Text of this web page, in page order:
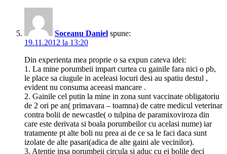
Soceanu Daniel spune:
19.11.2012 la 13:20
Din experienta mea proprie o sa expun cateva idei:
1. La mine porumbeii impart curtea cu gainile fara nici o pb,
le place sa ciugule in aceleasi locuri desi au spatiu destul ,
evident nu consuma aceeasi mancare .
2. Gainile cel putin la mine in zona sunt vaccinate obligatoriu
de 2 ori pe an( primavara – toamna) de catre medicul veterinar
contra bolii de newcastle( o tulpina de paramixoviroza din
care este derivata si boala porumbeilor cu acelasi nume) iar
tratamente pt alte boli nu prea ai de ce sa le faci daca sunt
izolate de alte pasari(adica de alte gaini ale vecinilor).
3. Atentie insa porumbeii circula si aduc cu ei bolile deci